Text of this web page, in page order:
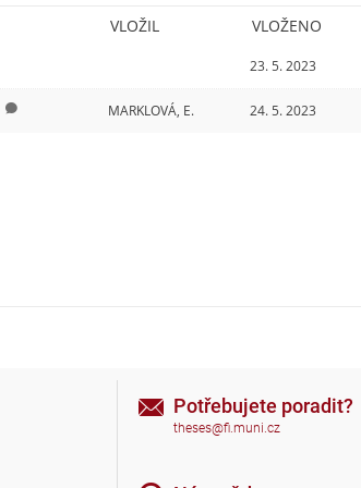
VLOŽIL VLOŽENO
23. 5. 2023
MARKLOVÁ, E. 24. 5. 2023
Potřebujete poradit?
theses@fi.muni.cz